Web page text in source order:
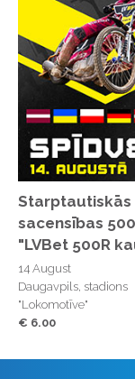
Starptautiskās
sacensības
"LVBet 500R
14 August
Daugavpils, stadions
"Lokomotīve"
€ 6.00